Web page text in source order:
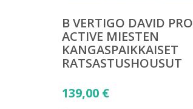
B VERTIGO DAVID PRO
ACTIVE MIESTEN
KANGASPAIKKAISET
RATSASTUSHOUSUT
139,00 €